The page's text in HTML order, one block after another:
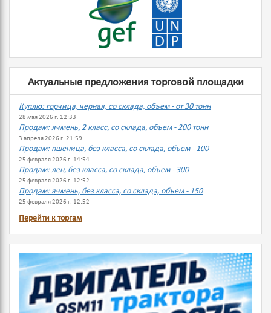
Актуальные предложения торговой площадки
Куплю: горчица, черная, со склада, объем - от 30 тонн
28 мая 2026 г. 12:33
Продам: ячмень, 2 класс, со склада, объем - 200 тонн
3 апреля 2026 г. 21:59
Продам: пшеница, без класса, со склада, объем - 100
25 февраля 2026 г. 14:54
Продам: лен, без класса, со склада, объем - 300
25 февраля 2026 г. 12:52
Продам: ячмень, без класса, со склада, объем - 150
25 февраля 2026 г. 12:52
Перейти к торгам